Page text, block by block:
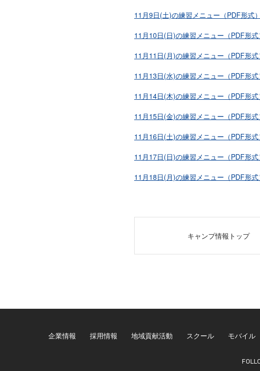
11月9日(土)の練習メニュー（PDF形式）
11月10日(日)の練習メニュー（PDF形式
11月11日(月)の練習メニュー（PDF形式
11月13日(水)の練習メニュー（PDF形式
11月14日(木)の練習メニュー（PDF形式
11月15日(金)の練習メニュー（PDF形式
11月16日(土)の練習メニュー（PDF形式
11月17日(日)の練習メニュー（PDF形式
11月18日(月)の練習メニュー（PDF形式
キャンプ情報トップ
企業情報 採用情報 地域貢献活動 スクール モバイル